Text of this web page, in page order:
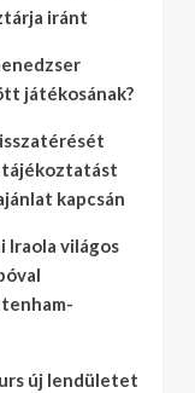
iránt
játékosának?
tájékoztatást
kapcsán
Iraola világos
új lendületet